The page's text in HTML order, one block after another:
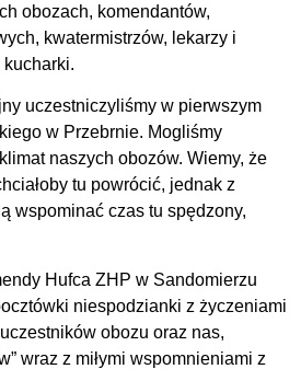
obozach, komendantów,
kwatermistrzów, lekarzy i
uczestniczyliśmy w pierwszym
w Przebrnie. Mogliśmy
naszych obozów. Wiemy, że
tu powrócić, jednak z
wspominać czas tu spędzony,
Hufca ZHP w Sandomierzu
niespodzianki z życzeniami
obozu oraz nas,
wraz z miłymi wspomnieniami z